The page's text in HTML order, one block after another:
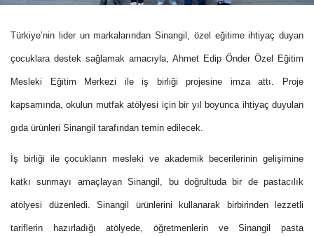
Türkiye’nin lider un markalarından Sinangil, özel eğitime ihtiyaç duyan
çocuklara destek sağlamak amacıyla, Ahmet Edip Önder Özel Eğitim
Mesleki Eğitim Merkezi ile iş birliği projesine imza attı. Proje
kapsamında, okulun mutfak atölyesi için bir yıl boyunca ihtiyaç duyulan
gıda ürünleri Sinangil tarafından temin edilecek.
İş birliği ile çocukların mesleki ve akademik becerilerinin gelişimine
katkı sunmayı amaçlayan Sinangil, bu doğrultuda bir de pastacılık
atölyesi düzenledi. Sinangil ürünlerini kullanarak birbirinden lezzetli
tariflerin hazırladığı atölyede, öğretmenlerin ve Sinangil pasta